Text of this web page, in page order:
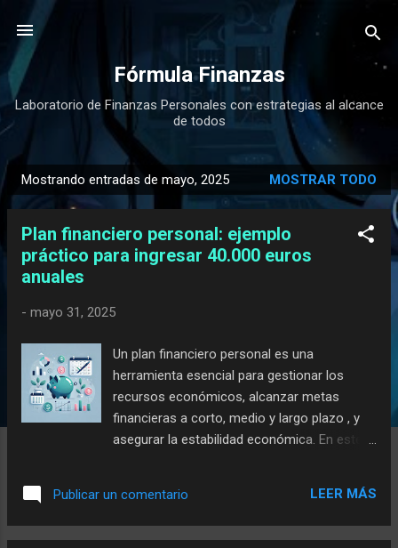
Ir al contenido principal
Fórmula Finanzas
Laboratorio de Finanzas Personales con estrategias al alcance
de todos
E
n
Mostrando entradas de mayo, 2025 MOSTRAR TODO
Plan financiero personal: ejemplo
práctico para ingresar 40.000 euros
anuales
- mayo 31, 2025
Un plan financiero personal es una
herramienta esencial para gestionar los
recursos económicos, alcanzar metas
financieras a corto, medio y largo plazo , y
asegurar la estabilidad económica. En este
teniendo en cuenta los ingresos, gastos,
inversiones, deudas y ahorros. En este post
Publicar un comentario LEER MÁS